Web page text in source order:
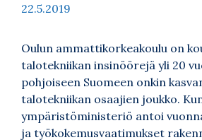
22.5.2019
Oulun ammattikorkeakoulu on
talotekniikan insinöörejä yli 20
pohjoiseen Suomeen onkin
talotekniikan osaajien joukko.
ympäristöministeriö antoi
ja työkokemusvaatimukset